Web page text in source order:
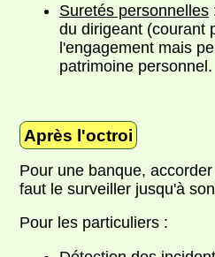
Suretés personnelles
du dirigeant (courant
l'engagement mais
patrimoine personnel.
Après l'octroi
Pour une banque,
faut le surveiller jusqu'à
Pour les particuliers :